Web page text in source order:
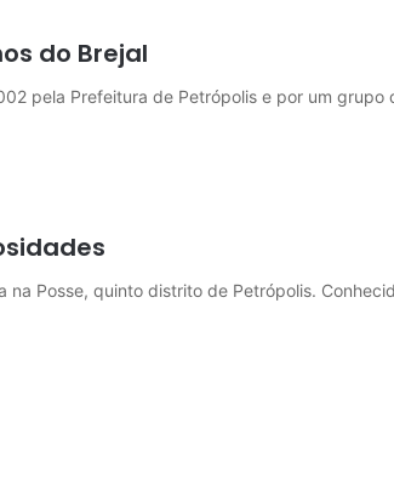
do Brejal
pela Prefeitura de Petrópolis e por um grupo
na Posse, quinto distrito de Petrópolis.